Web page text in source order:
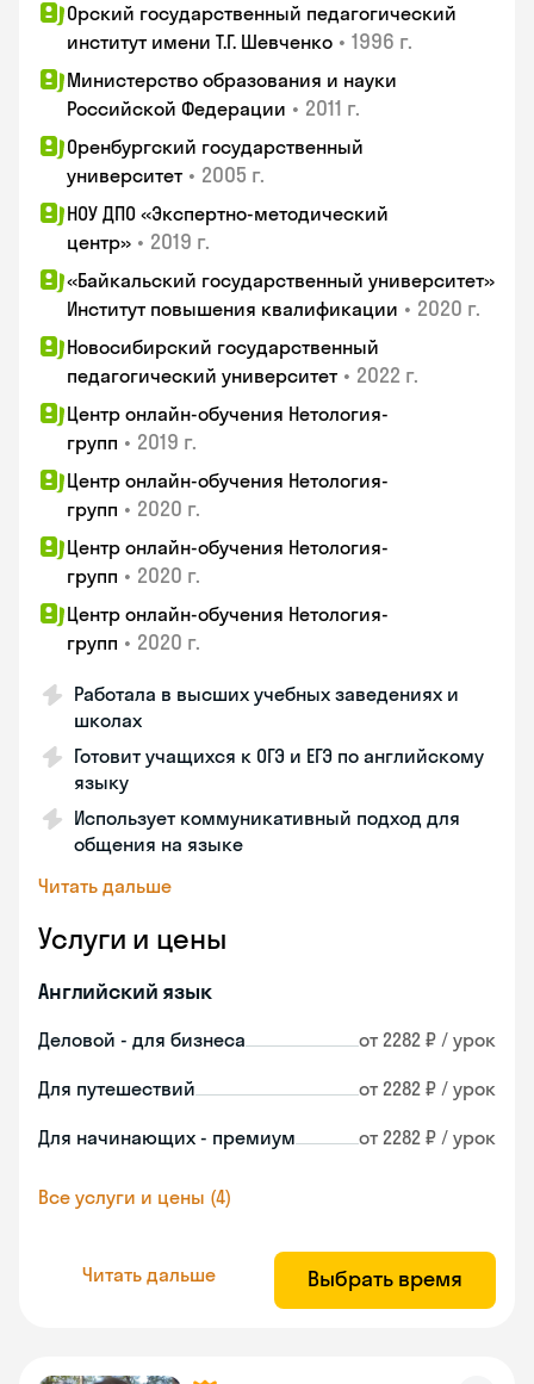
Орский государственный педагогический
институт имени Т.Г. Шевченко • 1996 г.
Министерство образования и науки
Российской Федерации • 2011 г.
Оренбургский государственный
университет • 2005 г.
НОУ ДПО «Экспертно-методический
центр» • 2019 г.
«Байкальский государственный университет»
Институт повышения квалификации • 2020 г.
Новосибирский государственный
педагогический университет • 2022 г.
Центр онлайн-обучения Нетология-
групп • 2019 г.
Центр онлайн-обучения Нетология-
групп • 2020 г.
Центр онлайн-обучения Нетология-
групп • 2020 г.
Центр онлайн-обучения Нетология-
групп • 2020 г.
Работала в высших учебных заведениях и
школах
Готовит учащихся к ОГЭ и ЕГЭ по английскому
языку
Использует коммуникативный подход для
общения на языке
Читать дальше
Услуги и цены
Английский язык
Деловой - для бизнеса от 2282 ₽ / урок
Для путешествий от 2282 ₽ / урок
Для начинающих - премиум от 2282 ₽ / урок
Все услуги и цены (4)
Читать дальше Выбрать время